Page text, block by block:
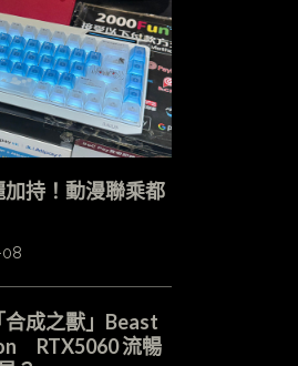
加持！動漫聯乘都
合成之獸」Beast
RTX5060 流暢